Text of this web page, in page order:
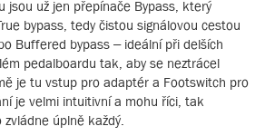
jsou už jen přepínače Bypass, který
bypass, tedy čistou signálovou cestou
Buffered bypass – ideální při delších
pedalboardu tak, aby se neztrácel
je tu vstup pro adaptér a Footswitch pro
je velmi intuitivní a mohu říci, tak
úplně každý.